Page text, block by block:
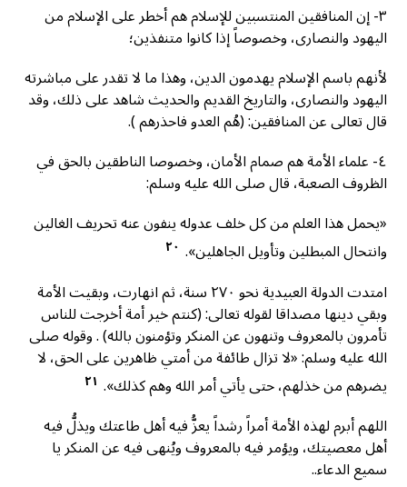
٣- إن المنافقين المنتسبين للإسلام هم أخطر على الإسلام من
اليهود والنصارى، وخصوصاً إذا كانوا متنفذين؛
لأنهم باسم الإسلام يهدمون الدين، وهذا ما لا تقدر على مباشرته
اليهود والنصارى، والتاريخ القديم والحديث شاهد على ذلك، وقد
قال تعالى عن المنافقين: (هُم العدو فاحذرهم ).
٤- علماء الأمة هم صمام الأمان، وخصوصا الناطقين بالحق في
الظروف الصعبة، قال صلى الله عليه وسلم:
«يحمل هذا العلم من كل خلف عدوله ينفون عنه تحريف الغالين
وانتحال المبطلين وتأويل الجاهلين». ٢٠
امتدت الدولة العبيدية نحو ۲۷۰ سنة، ثم انهارت، وبقيت الأمة
وبقي دينها مصداقا لقوله تعالى: (كنتم خير أمة أخرجت للناس
تأمرون بالمعروف وتنهون عن المنكر وتؤمنون بالله) . وقوله صلى
الله عليه وسلم: «لا تزال طائفة من أمتي ظاهرين على الحق، لا
يضرهم من خذلهم، حتى يأتي أمر الله وهم كذلك». ٢١
اللهم أبرم لهذه الأمة أمراً رشداً يعزُّ فيه أهل طاعتك ويذلُّ فيه
أهل معصيتك، ويؤمر فيه بالمعروف ويُنهى فيه عن المنكر يا
سميع الدعاء..